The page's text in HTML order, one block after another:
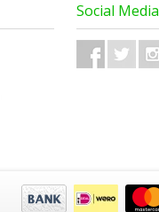
Social Media